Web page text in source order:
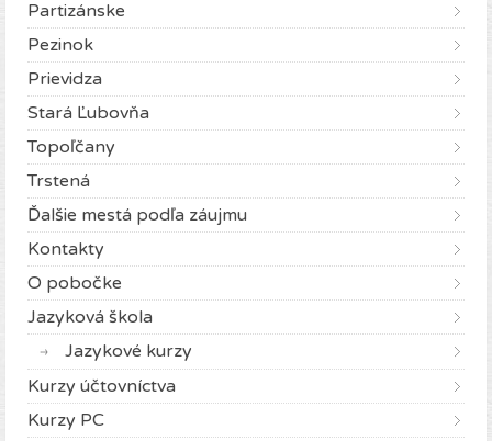
Partizánske
Pezinok
Prievidza
Stará Ľubovňa
Topoľčany
Trstená
Ďalšie mestá podľa záujmu
Kontakty
O pobočke
Jazyková škola
Jazykové kurzy
Kurzy účtovníctva
Kurzy PC